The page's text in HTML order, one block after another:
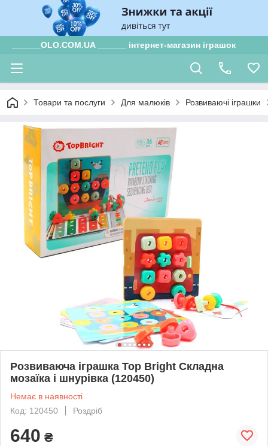
______OLO.COM.UA ______ інтернет-магазин іграшок
Товари та послуги Для малюків Розвиваючі іграшки
Розвиваюча іграшка Top Bright Складна
мозаїка і шнурівка (120450)
Немає в наявності
Код: 120450
Роздріб
640 ₴